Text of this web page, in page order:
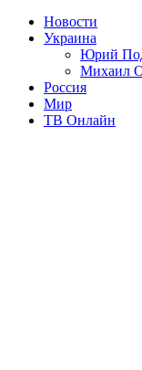
Новости
Украина
Юрий
Михаил
Россия
Мир
ТВ Онлайн